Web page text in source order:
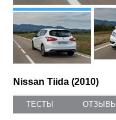
Nissan Tiida (2010)
ТЕСТЫ ОТЗЫВЫ